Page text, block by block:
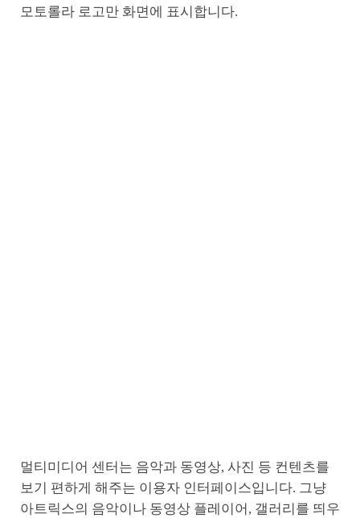
모토롤라 로고만 화면에 표시합니다.
멀티미디어 센터는 음악과 동영상, 사진 등 컨텐츠를
보기 편하게 해주는 이용자 인터페이스입니다. 그냥
아트릭스의 음악이나 동영상 플레이어, 갤러리를 띄우